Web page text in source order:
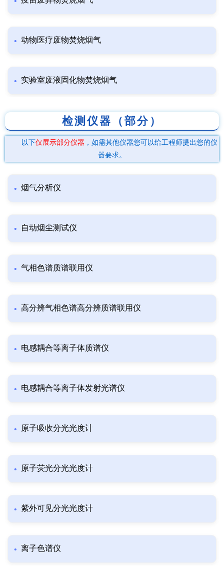
动物医疗废物焚烧烟气
实验室废液固化物焚烧烟气
检测仪器（部分）
以下仅展示部分仪器 ，如需其他仪器您可以给工程师提出您的仪
器要求。
烟气分析仪
自动烟尘测试仪
气相色谱质谱联用仪
高分辨气相色谱高分辨质谱联用仪
电感耦合等离子体质谱仪
电感耦合等离子体发射光谱仪
原子吸收分光光度计
原子荧光分光光度计
紫外可见分光光度计
离子色谱仪